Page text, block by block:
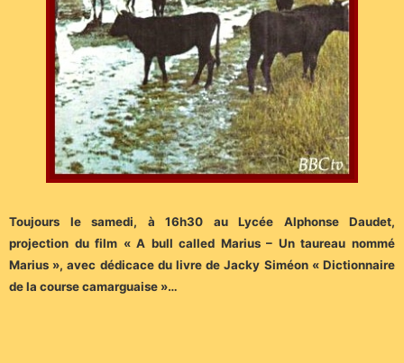
Toujours le samedi, à 16h30 au Lycée Alphonse Daudet,
projection du film « A bull called Marius – Un taureau nommé
Marius », avec dédicace du livre de Jacky Siméon « Dictionnaire
de la course camarguaise »…